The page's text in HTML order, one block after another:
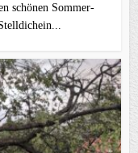
schönen Sommer-